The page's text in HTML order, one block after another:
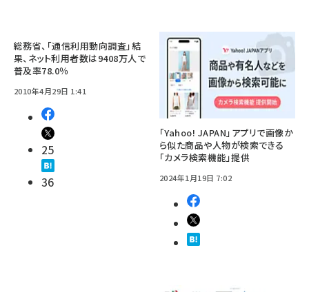
総務省、「通信利用動向調査」結
果、ネット利用者数は9408万人で
普及率78.0％
2010年4月29日 1:41
25
36
「Yahoo! JAPAN」アプリで画像か
ら似た商品や人物が検索できる
「カメラ検索機能」提供
2024年1月19日 7:02